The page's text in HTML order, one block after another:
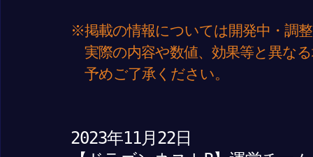
※掲載の情報については開発中・調
実際の内容や数値、効果等と異な
予めご了承ください。
2023年11月22日